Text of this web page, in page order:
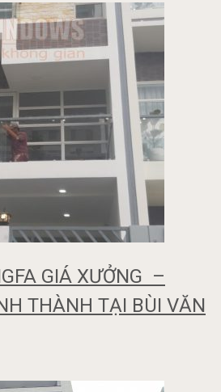
GIÁ XƯỞNG –
THÀNH TẠI BÙI VĂN